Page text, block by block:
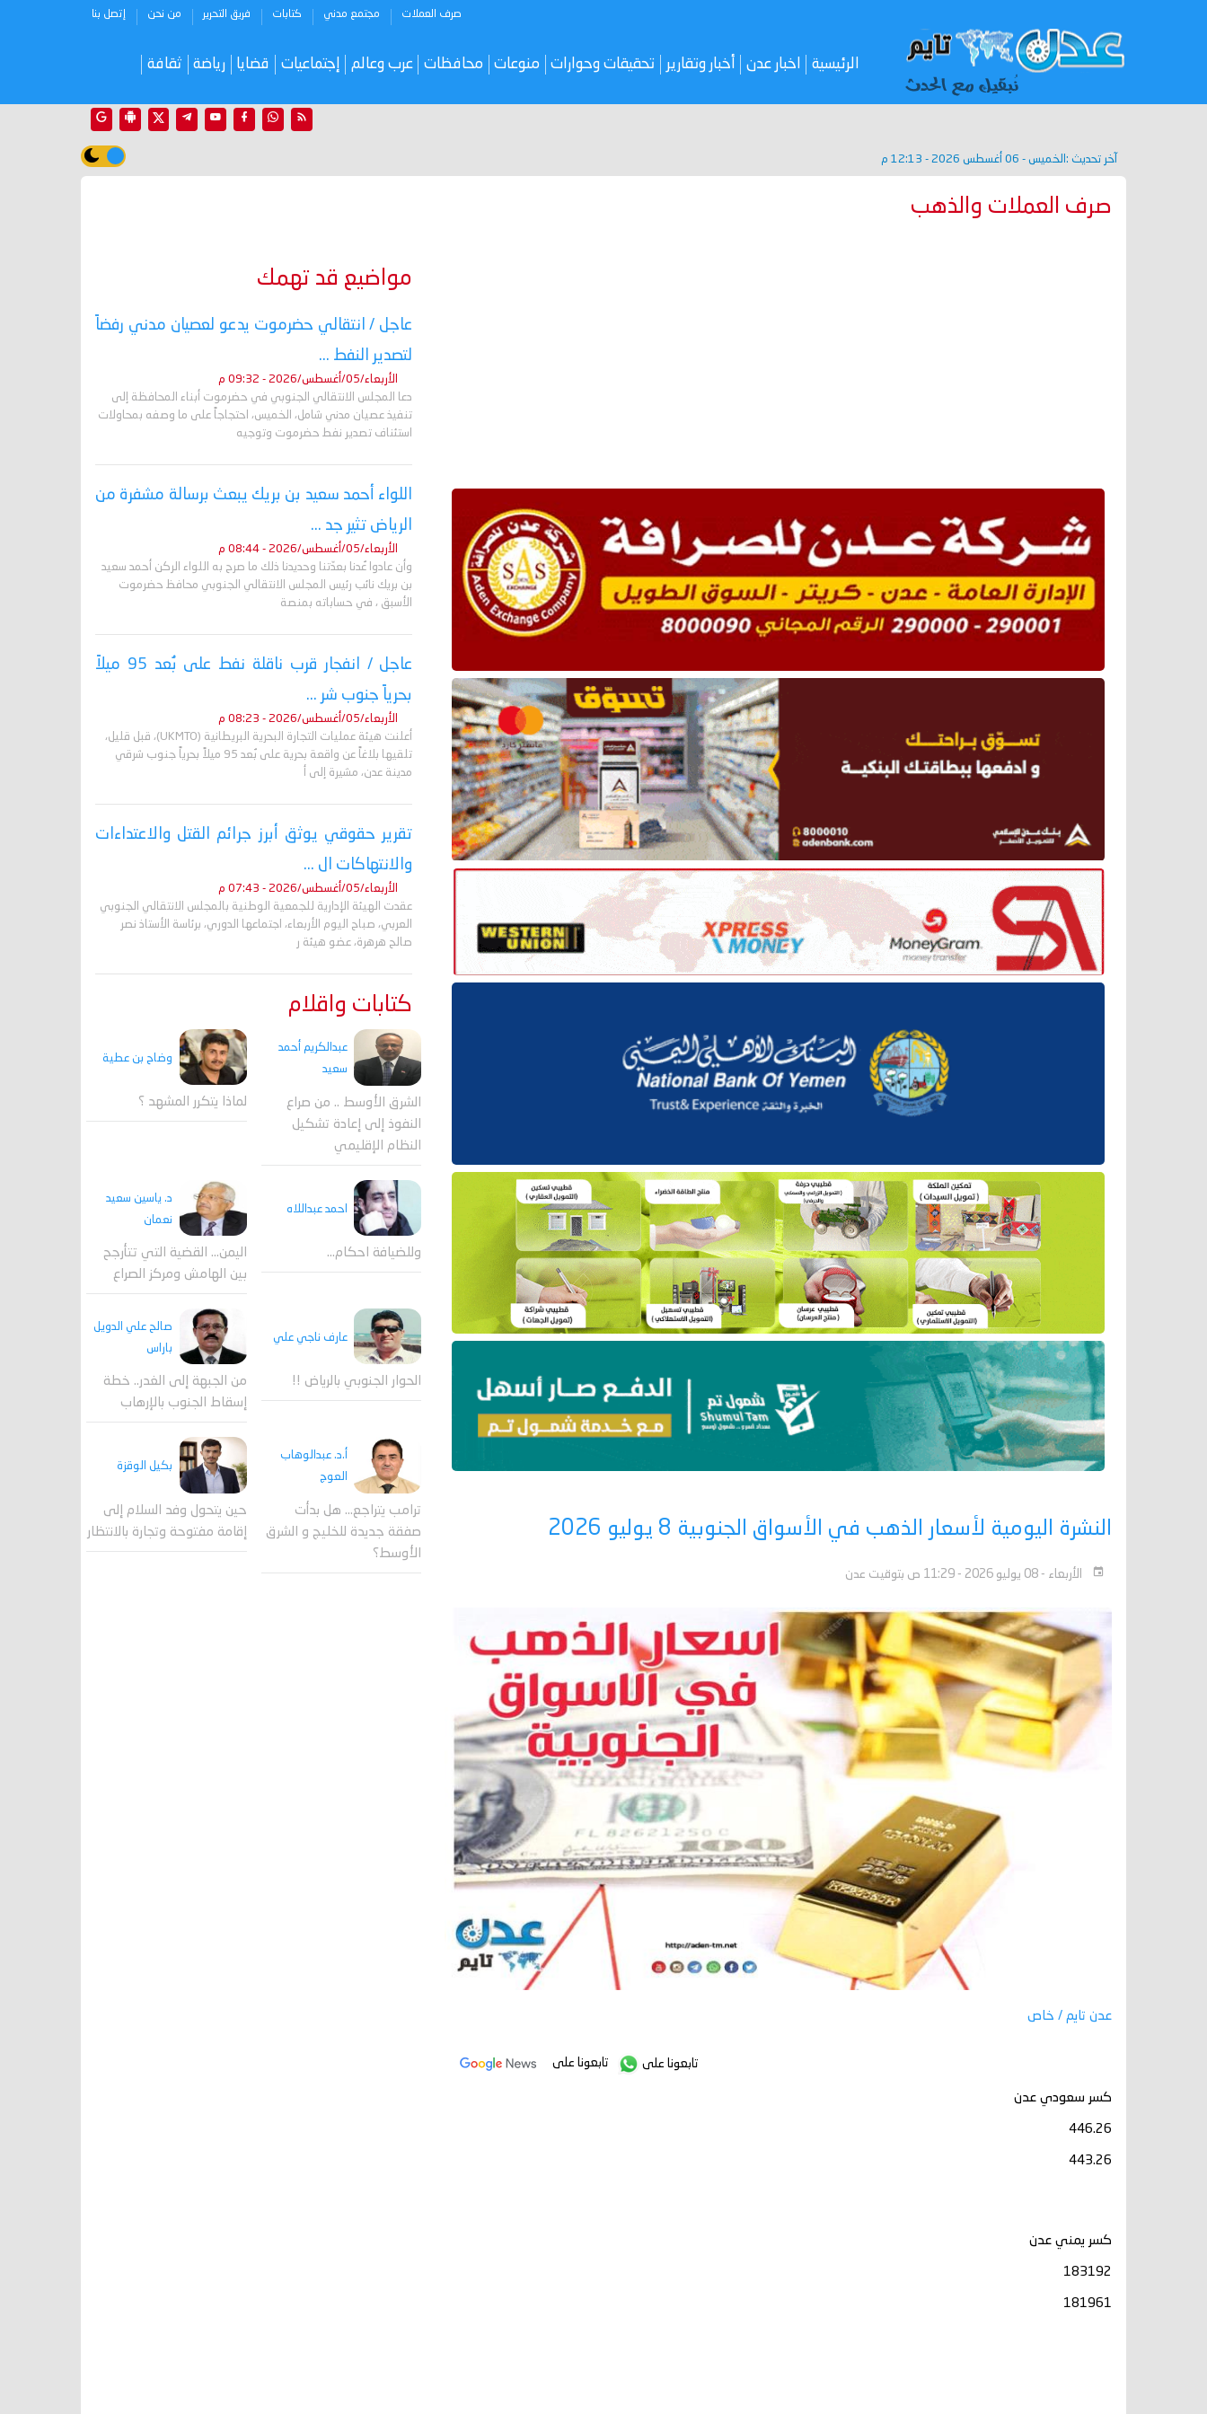
صرف العملات مجتمع مدني كتابات فريق التحرير من نحن إتصل بنا
الرئيسية اخبار عدن أخبار وتقارير تحقيقات وحوارات منوعات محافظات عرب وعالم إجتماعيات قضايا رياضة ثقافة
آخر تحديث : الخميس - 06 أغسطس 2026 - 12:13 م
صرف العملات والذهب
النشرة اليومية لأسعار الذهب في الأسواق الجنوبية 8 يوليو 2026
الأربعاء - 08 يوليو 2026 - 11:29 ص بتوقيت عدن
عدن تايم / خاص
تابعونا على تابعونا على
كسر سعودي عدن
446.26
443.26
كسر يمني عدن
183192
181961
مواضيع قد تهمك
عاجل / انتقالي حضرموت يدعو لعصيان مدني رفضاً
لتصدير النفط ...
الأربعاء/05/أغسطس/2026 - 09:32 م
دعا المجلس الانتقالي الجنوبي في حضرموت أبناء المحافظة إلى
تنفيذ عصيان مدني شامل، الخميس، احتجاجاً على ما وصفه بمحاولات
استئناف تصدير نفط حضرموت وتوجيه
اللواء أحمد سعيد بن بريك يبعث برسالة مشفرة من
الرياض تثير جد ...
الأربعاء/05/أغسطس/2026 - 08:44 م
وأن عادوا عُدنا بعدّتنا وحديدنا ذلك ما صرح به اللواء الركن أحمد سعيد
بن بريك نائب رئيس المجلس الانتقالي الجنوبي محافظ حضرموت
الأسبق ، في حساباته بمنصة
عاجل / انفجار قرب ناقلة نفط على بُعد 95 ميلاً
بحرياً جنوب شر ...
الأربعاء/05/أغسطس/2026 - 08:23 م
أعلنت هيئة عمليات التجارة البحرية البريطانية (UKMTO)، قبل قليل،
تلقيها بلاغاً عن واقعة بحرية على بُعد 95 ميلاً بحرياً جنوب شرقي
مدينة عدن، مشيرة إلى أ
تقرير حقوقي يوثق أبرز جرائم القتل والاعتداءات
والانتهاكات ال ...
الأربعاء/05/أغسطس/2026 - 07:43 م
عقدت الهيئة الإدارية للجمعية الوطنية بالمجلس الانتقالي الجنوبي
العربي، صباح اليوم الأربعاء، اجتماعها الدوري، برئاسة الأستاذ نصر
صالح هرهرة، عضو هيئة ر
كتابات واقلام
عبدالكريم أحمد
سعيد
الشرق الأوسط .. من صراع
النفوذ إلى إعادة تشكيل
النظام الإقليمي
وضاح بن عطية
لماذا يتكرر المشهد ؟
احمد عبداللاه
وللضيافة احكام…
د. ياسين سعيد
نعمان
اليمن… القضية التي تتأرجح
بين الهامش ومركز الصراع
عارف ناجي علي
الحوار الجنوبي بالرياض !!
صالح علي الدويل
باراس
من الجبهة إلى الغدر.. خطة
إسقاط الجنوب بالإرهاب
أ.د. عبدالوهاب
العوج
ترامب يتراجع... هل بدأت
صفقة جديدة للخليج و الشرق
الأوسط؟
بكيل الوقزة
حين يتحول وفد السلام إلى
إقامة مفتوحة وتجارة بالانتظار